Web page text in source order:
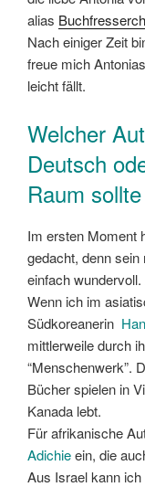
alias
Nach einiger Zeit
freue mich
leicht fällt.
Welcher
Deutsch
Raum
Im ersten Moment
gedacht, denn
einfach
Wenn ich im
Südkoreanerin
mittlerweile durch
“Menschenwerk”.
Bücher spielen in
Kanada lebt.
Für afrikanische
Adichieein, die
Aus Israel kann ich